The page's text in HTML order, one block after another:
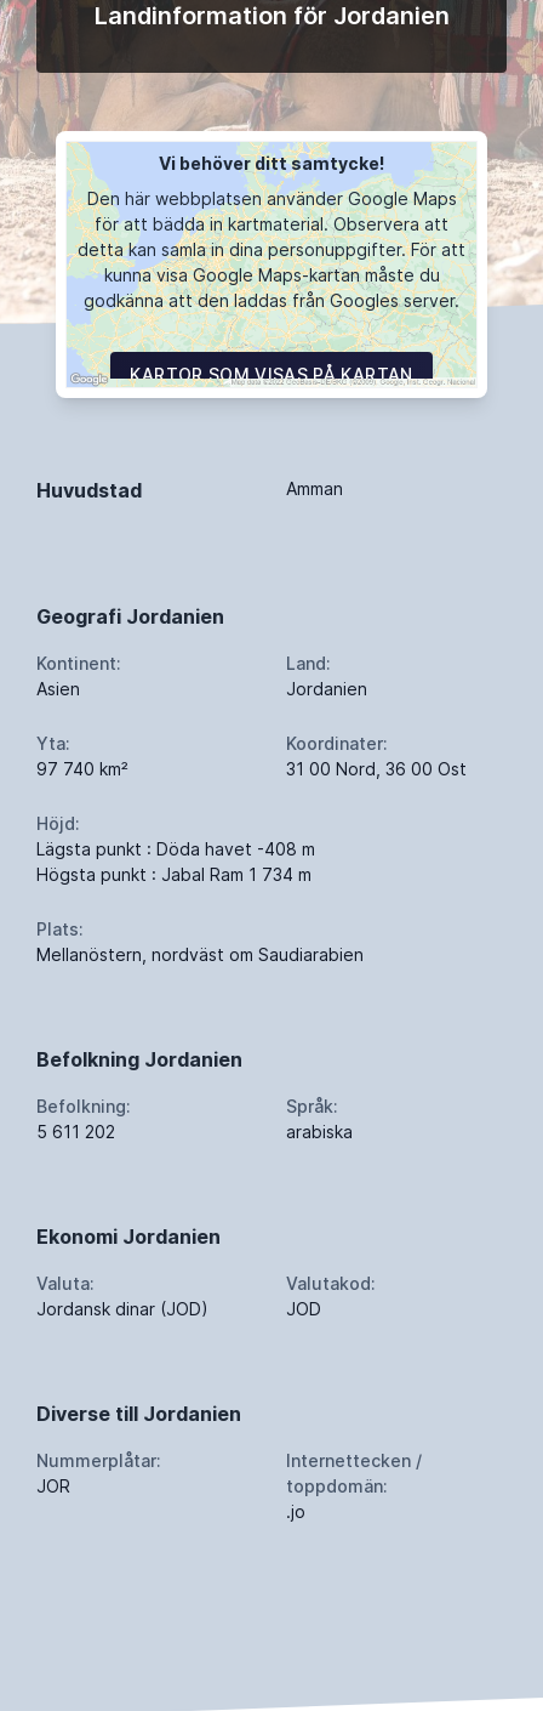
Landinformation för Jordanien
Vi behöver ditt samtycke!
Den här webbplatsen använder Google Maps
för att bädda in kartmaterial. Observera att
detta kan samla in dina personuppgifter. För att
kunna visa Google Maps-kartan måste du
godkänna att den laddas från Googles server.
KARTOR SOM VISAS PÅ KARTAN
Huvudstad Amman
Geografi Jordanien
Kontinent:
Asien
Land:
Jordanien
Yta:
97 740 km²
Koordinater:
31 00 Nord, 36 00 Ost
Höjd:
Lägsta punkt : Döda havet -408 m
Högsta punkt : Jabal Ram 1 734 m
Plats:
Mellanöstern, nordväst om Saudiarabien
Befolkning Jordanien
Befolkning:
5 611 202
Språk:
arabiska
Ekonomi Jordanien
Valuta:
Jordansk dinar (JOD)
Valutakod:
JOD
Diverse till Jordanien
Nummerplåtar:
JOR
Internettecken /
toppdomän:
.jo